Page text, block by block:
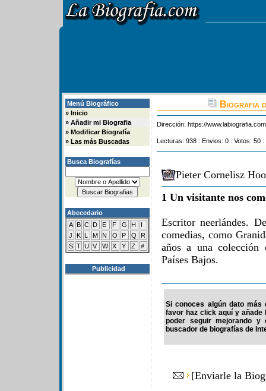
Menú Biográfico
» Inicio
» Añadir mi Biografia
» Modificar Biografía
» Las más Buscadas
Busca Biografías
Abecedario
A B C D E F G H
I
J
K L M N O P Q
R
S T U V W X Y Z #
Publicidad
Biografia
Dirección: https://
Lecturas: 938 : Envios: 0 : Votos: 50
Pieter Cornelisz
1 Un visitante nos
Escritor neerlándes.
comedias, como
años a una colección
Países Bajos.
Si conoces algún dato más
favor haz click aquí y
poder seguir mejorando y
buscador de biografías de
[Enviarle la